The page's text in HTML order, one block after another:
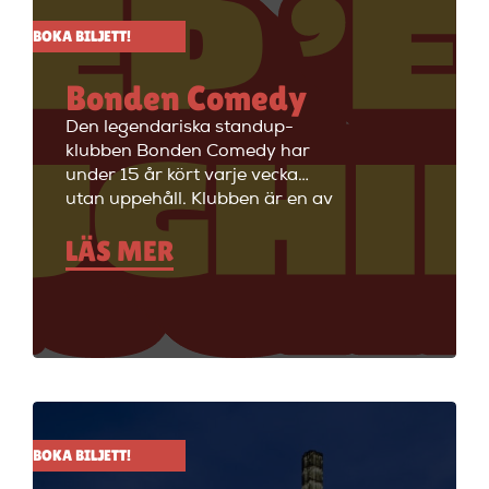
BOKA BILJETT!
Bonden Comedy
Den legendariska standup-
klubben Bonden Comedy har
under 15 år kört varje vecka
utan uppehåll. Klubben är en av
Stockholms äldsta
standupklubbar och är känd för
att ha de bästa komikerna i
välkommen till Big Ben Stand
LÄS MER
BOKA BILJETT!